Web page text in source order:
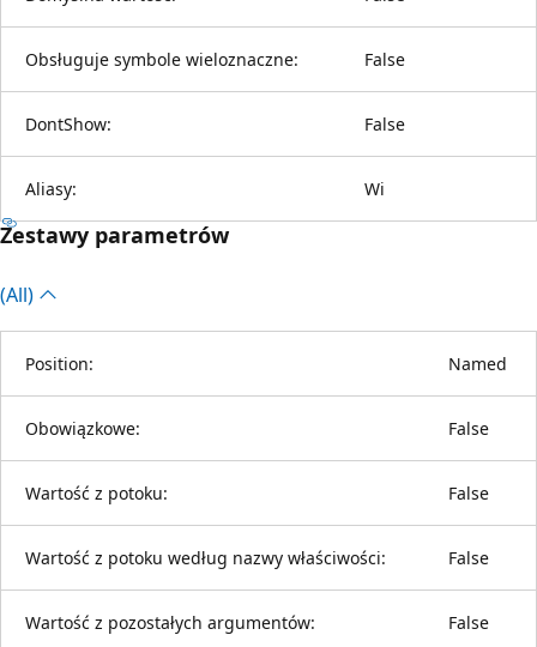
Obsługuje symbole wieloznaczne: False
DontShow: False
Aliasy: Wi
Zestawy parametrów
(All)
Position: Named
Obowiązkowe: False
Wartość z potoku: False
Wartość z potoku według nazwy właściwości: False
Wartość z pozostałych argumentów: False